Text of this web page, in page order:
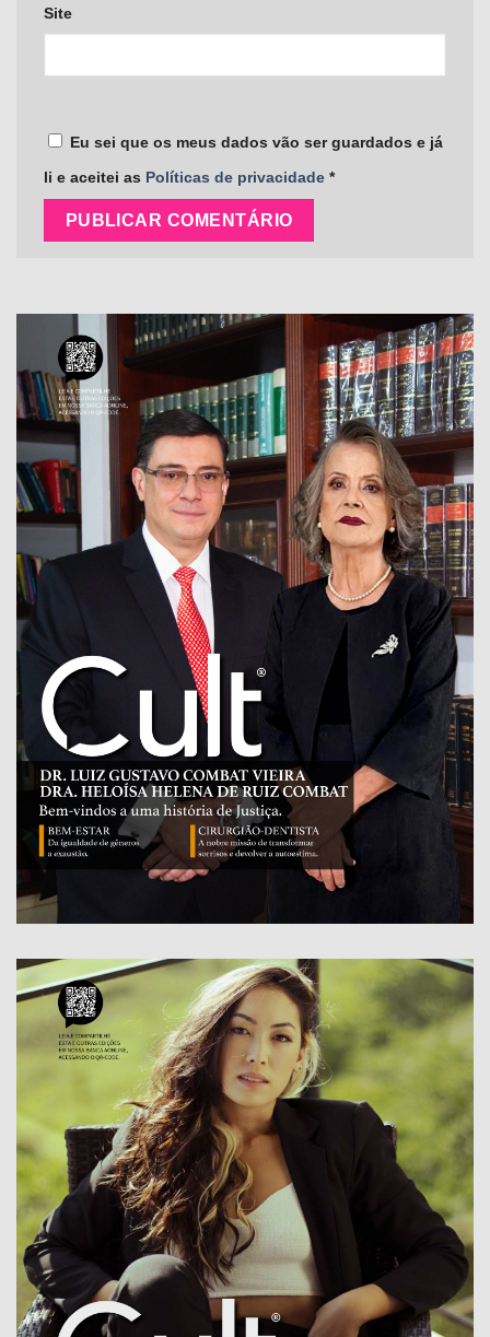
Site
Eu sei que os meus dados vão ser guardados e já
li e aceitei as Políticas de privacidade *